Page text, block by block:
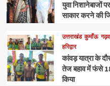
युवा निशानेबाजों
साकार करने की
उत्तराखंड कुमाँऊ
हरिद्वार
कांवड़ यात्रा के
तेज बहाव में फंसे
किया